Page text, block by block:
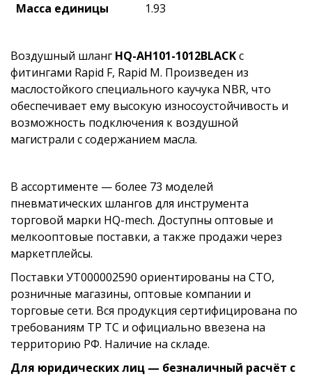
Масса единицы
1.93
Воздушный шланг HQ-AH101-1012BLACKс
фитингами Rapid F, Rapid М. Произведен из
маслостойкого специального каучука NBR, что
обеспечивает ему высокую износоустойчивость и
возможность подключения к воздушной
магистрали с содержанием масла.
В ассортименте — более 73 моделей
пневматических шлангов для инструмента
торговой марки HQ-mech. Доступны оптовые и
мелкооптовые поставки, а также продажи через
маркетплейсы.
Поставки УТ000002590 ориентированы на СТО,
розничные магазины, оптовые компании и
торговые сети. Вся продукция сертифицирована по
требованиям ТР ТС и официально ввезена на
территорию РФ. Наличие на складе.
Для юридических лиц — безналичный расчёт с